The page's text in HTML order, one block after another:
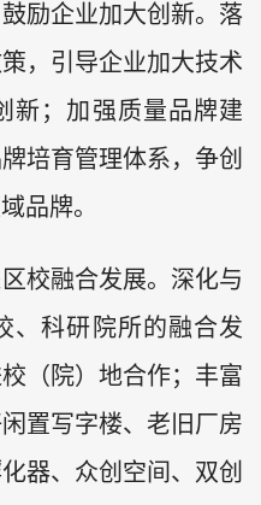
励企业加大创新。落
，引导企业加大技术
新；加强质量品牌建
培育管理体系，争创
品牌。
校融合发展。深化与
、科研院所的融合发
（院）地合作；丰富
置写字楼、老旧厂房
器、众创空间、双创